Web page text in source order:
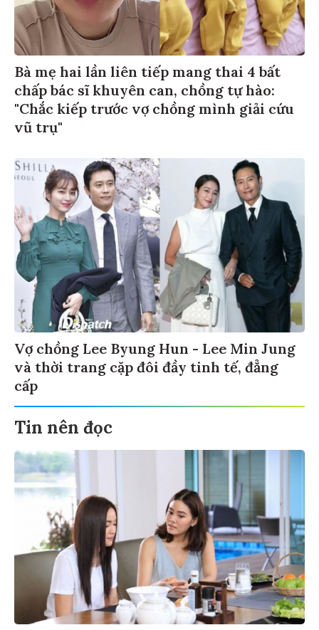
Bà mẹ hai lần liên tiếp mang thai 4 bất
chấp bác sĩ khuyên can, chồng tự hào:
"Chắc kiếp trước vợ chồng mình giải cứu
vũ trụ"
Vợ chồng Lee Byung Hun - Lee Min Jung
và thời trang cặp đôi đầy tinh tế, đẳng
cấp
Tin nên đọc